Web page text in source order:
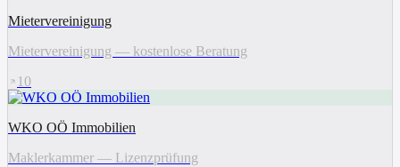
Mietervereinigung
Mietervereinigung — kostenlose Beratung
10
WKO OÖ Immobilien
Maklerkammer — Lizenzprüfung